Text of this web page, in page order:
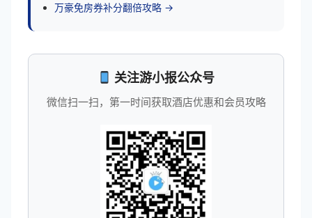
万豪免房券补分翻倍攻略 →
关注游小报公众号
微信扫一扫，第一时间获取酒店优惠和会员攻略